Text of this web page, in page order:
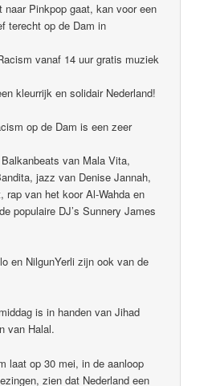
naar Pinkpop gaat, kan voor een
terecht op de Dam in
vanaf 14 uur gratis muziek
kleurrijk en solidair Nederland!
op de Dam is een zeer
van Mala Vita,
jazz van Denise Jannah,
rap van het koor Al-Wahda en
populaire DJ’s Sunnery James
en NilgunYerli zijn ook van de
is in handen van Jihad
van Halal.
laat op 30 mei, in de aanloop
zien dat Nederland een